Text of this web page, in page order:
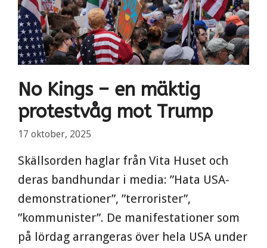
No Kings – en mäktig
protestvåg mot Trump
17 oktober, 2025
Skällsorden haglar från Vita Huset och
deras bandhundar i media: ”Hata USA-
demonstrationer”, ”terrorister”,
”kommunister”. De manifestationer som
på lördag arrangeras över hela USA under